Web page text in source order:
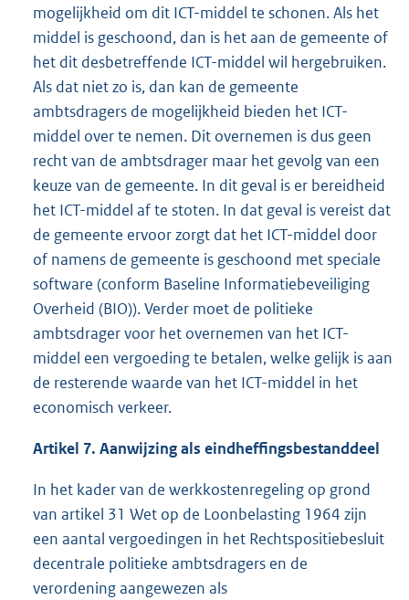
mogelijkheid om dit ICT-middel te schonen. Als het
middel is geschoond, dan is het aan de gemeente of
het dit desbetreffende ICT-middel wil hergebruiken.
Als dat niet zo is, dan kan de gemeente
ambtsdragers de mogelijkheid bieden het ICT-
middel over te nemen. Dit overnemen is dus geen
recht van de ambtsdrager maar het gevolg van een
keuze van de gemeente. In dit geval is er bereidheid
het ICT-middel af te stoten. In dat geval is vereist dat
de gemeente ervoor zorgt dat het ICT-middel door
of namens de gemeente is geschoond met speciale
software (conform Baseline Informatiebeveiliging
Overheid (BIO)). Verder moet de politieke
ambtsdrager voor het overnemen van het ICT-
middel een vergoeding te betalen, welke gelijk is aan
de resterende waarde van het ICT-middel in het
economisch verkeer.
Artikel 7. Aanwijzing als eindheffingsbestanddeel
In het kader van de werkkostenregeling op grond
van artikel 31 Wet op de Loonbelasting 1964 zijn
een aantal vergoedingen in het Rechtspositiebesluit
decentrale politieke ambtsdragers en de
verordening aangewezen als